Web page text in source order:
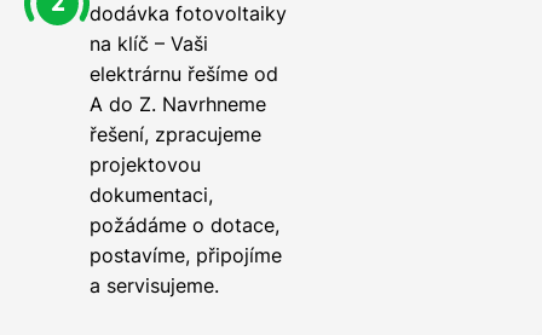
dodávka fotovoltaiky
na klíč – Vaši
elektrárnu řešíme od
A do Z. Navrhneme
řešení, zpracujeme
projektovou
dokumentaci,
požádáme o dotace,
postavíme, připojíme
a servisujeme.